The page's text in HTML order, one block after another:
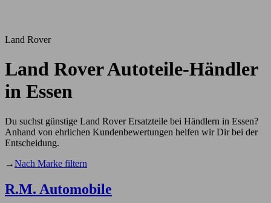
Land Rover
Land Rover Autoteile-Händler
in Essen
Du suchst günstige Land Rover Ersatzteile bei Händlern in Essen?
Anhand von ehrlichen Kundenbewertungen helfen wir Dir bei der
Entscheidung.
→Nach Marke filtern
R.M. Automobile